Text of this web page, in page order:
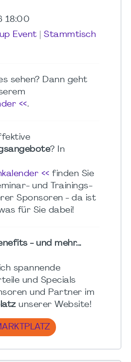
18:00
Event
Stammtisch
sehen? Dann geht
<<.
? In
<< finden Sie
und Trainings-
Sponsoren - da ist
für Sie dabei!
- und mehr...
spannende
und Specials
und Partner im
unserer Website!